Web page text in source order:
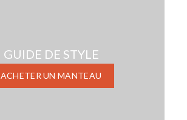
GUIDE DE STYLE
ACHETER UN MANTEAU